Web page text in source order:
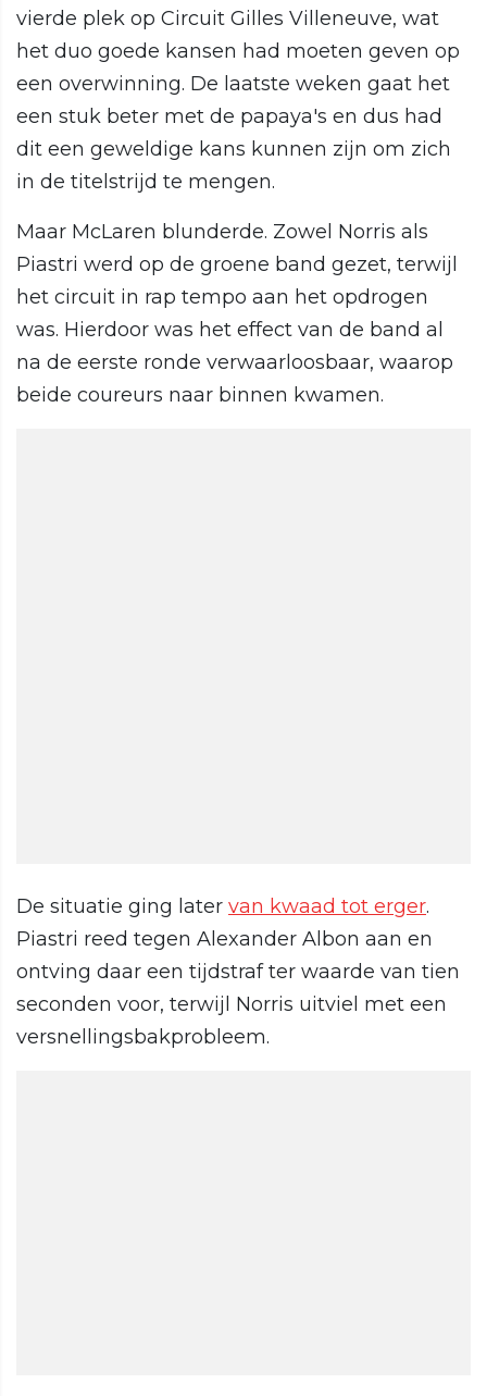
vierde plek op Circuit Gilles Villeneuve, wat
het duo goede kansen had moeten geven op
een overwinning. De laatste weken gaat het
een stuk beter met de papaya's en dus had
dit een geweldige kans kunnen zijn om zich
in de titelstrijd te mengen.
Maar McLaren blunderde. Zowel Norris als
Piastri werd op de groene band gezet, terwijl
het circuit in rap tempo aan het opdrogen
was. Hierdoor was het effect van de band al
na de eerste ronde verwaarloosbaar, waarop
beide coureurs naar binnen kwamen.
De situatie ging later van kwaad tot erger.
Piastri reed tegen Alexander Albon aan en
ontving daar een tijdstraf ter waarde van tien
seconden voor, terwijl Norris uitviel met een
versnellingsbakprobleem.